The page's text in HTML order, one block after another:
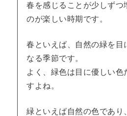
春を感じることが少しずつ
のが楽しい時期です。
春といえば、自然の緑を目
なる季節です。
よく、緑色は目に優しい色
すよね。
緑といえば自然の色であり